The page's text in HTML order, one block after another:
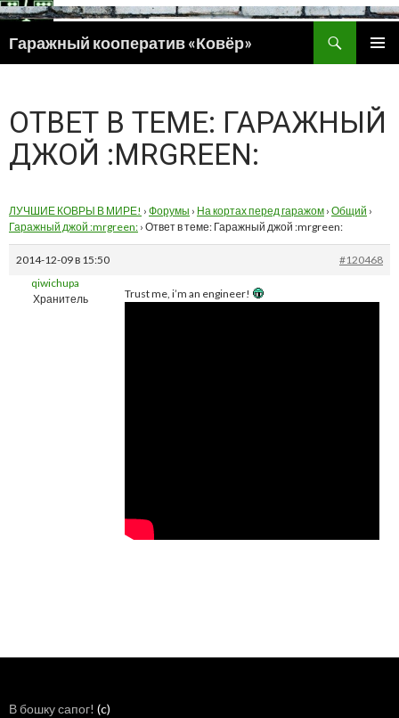
Гаражный кооператив «Ковёр»
ПЕРЕЙТИ
ОТВЕТ В ТЕМЕ: ГАРАЖНЫЙ
ДЖОЙ :MRGREEN:
ЛУЧШИЕ КОВРЫ В МИРЕ! › Форумы › На кортах перед гаражом › Общий ›
Гаражный джой :mrgreen: › Ответ в теме: Гаражный джой :mrgreen:
2014-12-09 в 15:50
#120468
qiwichupa
Хранитель
Trust me, i’m an engineer!
В бошку сапог! (c)